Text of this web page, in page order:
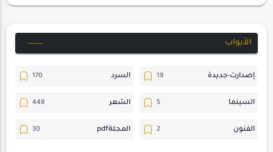
الأبواب
إصدارت-جديدة السرد
السينما الشعر
الفنون المجلةpdf